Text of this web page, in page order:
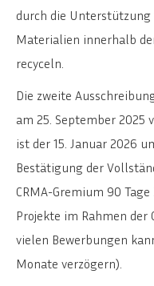
durch die Unterstützung
Materialien innerhalb
recyceln.
Die zweite
am 25. September 2025
ist der 15. Januar 2026
Bestätigung der
CRMA-Gremium 90
Projekte im Rahmen der
vielen Bewerbungen
Monate verzögern).